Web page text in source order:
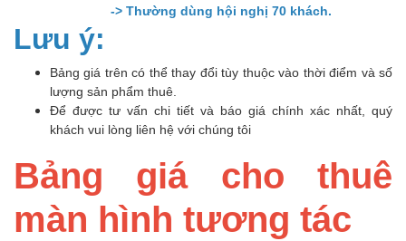
-> Thường dùng hội nghị 70 khách.
Lưu ý:
Bảng giá trên có thể thay đổi tùy thuộc vào thời điểm và số
lượng sản phẩm thuê.
Để được tư vấn chi tiết và báo giá chính xác nhất, quý
khách vui lòng liên hệ với chúng tôi
Bảng giá cho thuê
màn hình tương tác